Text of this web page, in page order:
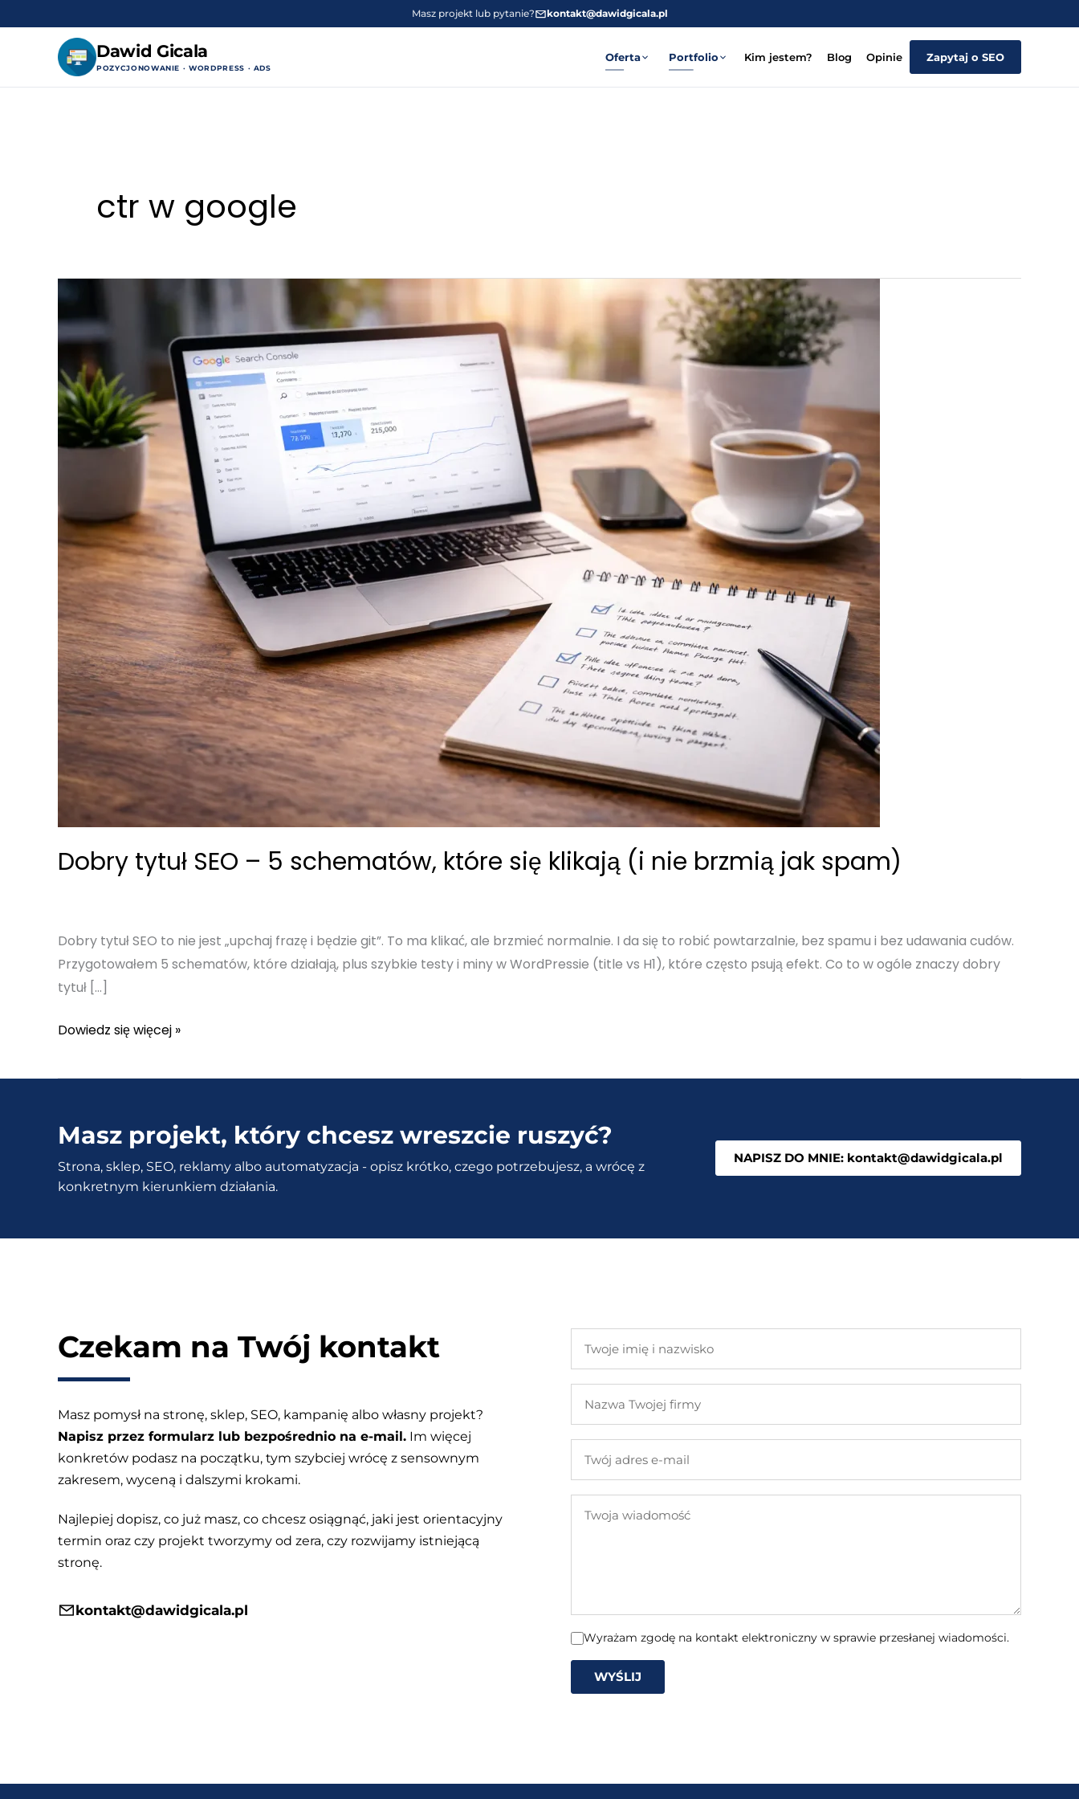
Masz projekt lub pytanie? kontakt@dawidgicala.pl
Dawid Gicala
POZYCJONOWANIE · WORDPRESS · ADS
Oferta Portfolio Kim jestem? Blog Opinie Zapytaj o SEO
ctr w google
Dobry tytuł SEO – 5 schematów, które się klikają (i nie brzmią jak spam)
Dobry tytuł SEO to nie jest „upchaj frazę i będzie git”. To ma klikać, ale brzmieć normalnie. I da się to robić powtarzalnie, bez spamu i bez udawania cudów.
Przygotowałem 5 schematów, które działają, plus szybkie testy i miny w WordPressie (title vs H1), które często psują efekt. Co to w ogóle znaczy dobry
tytuł […]
Dobry
SEO
5
schematów,
które
się
(i
spam)
Dowiedz się więcej »
Masz projekt, który chcesz wreszcie ruszyć?
Strona, sklep, SEO, reklamy albo automatyzacja - opisz krótko, czego potrzebujesz, a wrócę z
konkretnym kierunkiem działania.
NAPISZ DO MNIE: kontakt@dawidgicala.pl
Czekam na Twój kontakt
Masz pomysł na stronę, sklep, SEO, kampanię albo własny projekt?
Napisz przez formularz lub bezpośrednio na e-mail. Im więcej
konkretów podasz na początku, tym szybciej wrócę z sensownym
zakresem, wyceną i dalszymi krokami.
Najlepiej dopisz, co już masz, co chcesz osiągnąć, jaki jest orientacyjny
termin oraz czy projekt tworzymy od zera, czy rozwijamy istniejącą
stronę.
kontakt@dawidgicala.pl
imię
nazwisko
Twojej
adres
mail
wiadomość
Wyrażam zgodę na kontakt elektroniczny w sprawie przesłanej wiadomości.
WYŚLIJ